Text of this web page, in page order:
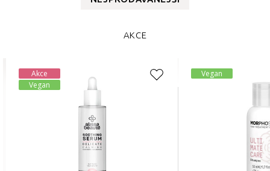
AKCE
Akce
Vegan
Vegan